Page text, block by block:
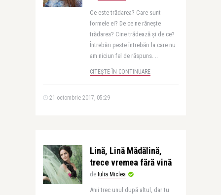
Ce este trădarea? Care sunt
formele ei? De ce ne rănește
trădarea? Cine trădează și de ce?
Întrebări peste întrebări la care nu
am niciun fel de răspuns. ..
CITEȘTE ÎN CONTINUARE
21 octombrie 2017, 05:29
Lină, Lină Mădălină,
trece vremea fără vină
de Iulia Miclea
Anii trec unul după altul, dar tu